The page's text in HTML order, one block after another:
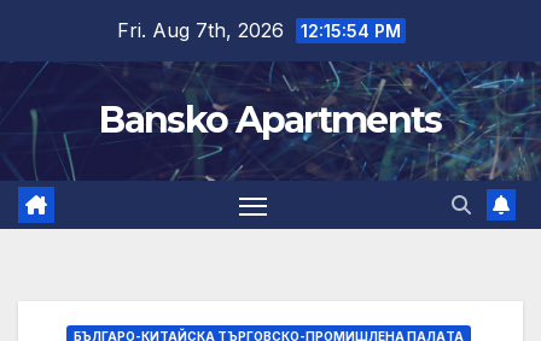
content
Fri. Aug 7th, 2026 12:15:55 PM
Bansko Apartments
БЪЛГАРО-КИТАЙСКА ТЪРГОВСКО-ПРОМИШЛЕНА ПАЛAТА